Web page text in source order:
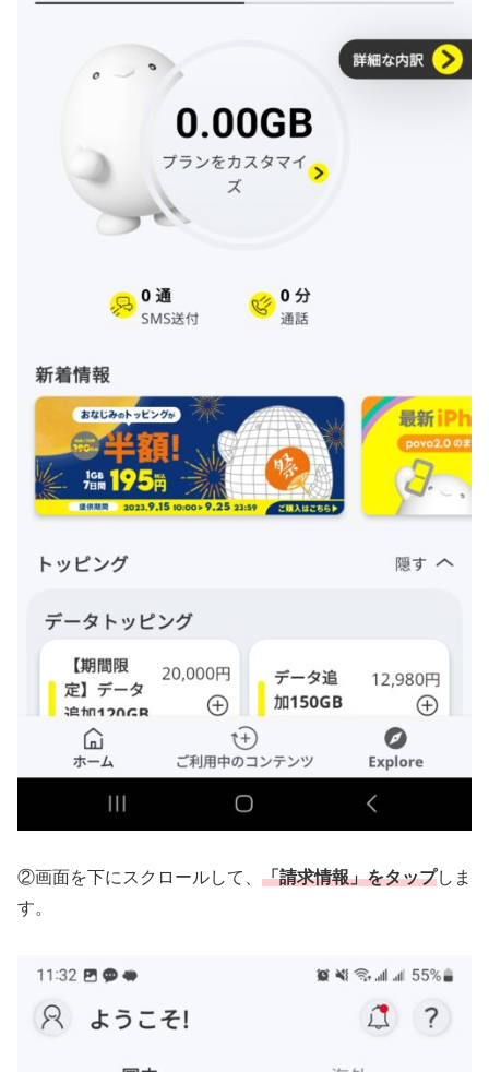
②画面を下にスクロールして、 「請求情報」をタップしま
す。